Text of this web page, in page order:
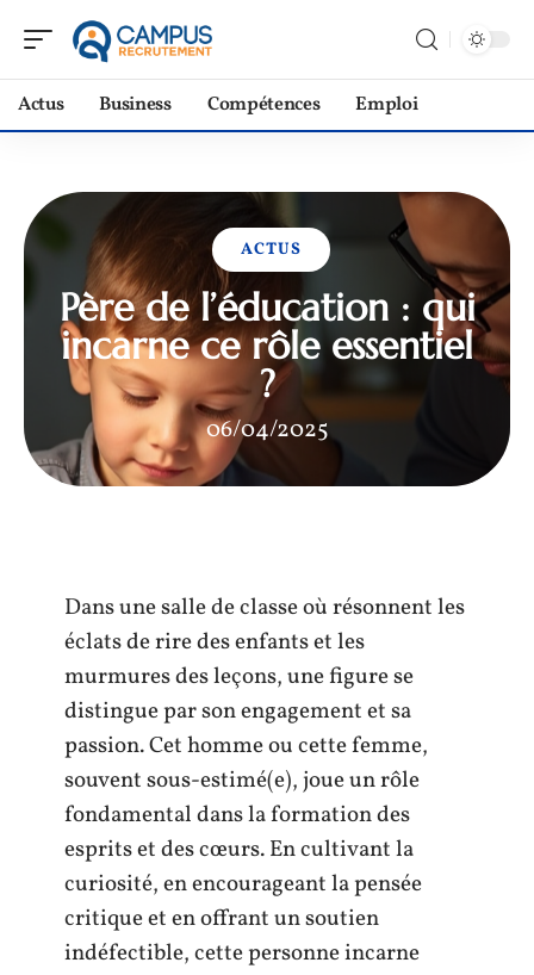
Actus Business Compétences Emploi
ACTUS
Père de l’éducation : qui
incarne ce rôle essentiel
?
06/04/2025
Dans une salle de classe où résonnent les
éclats de rire des enfants et les
murmures des leçons, une figure se
distingue par son engagement et sa
passion. Cet homme ou cette femme,
souvent sous-estimé(e), joue un rôle
fondamental dans la formation des
esprits et des cœurs. En cultivant la
curiosité, en encourageant la pensée
critique et en offrant un soutien
indéfectible, cette personne incarne